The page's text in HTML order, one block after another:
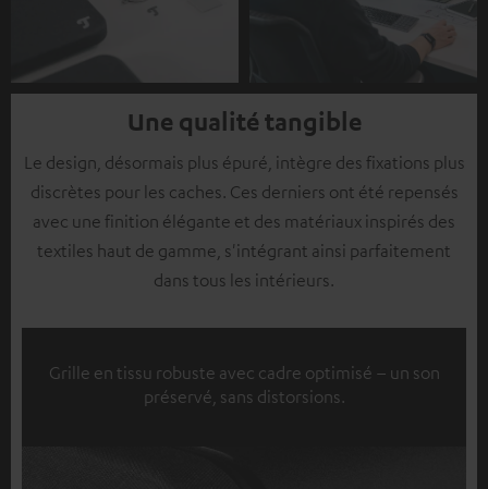
Une qualité tangible
Le design, désormais plus épuré, intègre des fixations plus
discrètes pour les caches. Ces derniers ont été repensés
avec une finition élégante et des matériaux inspirés des
textiles haut de gamme, s'intégrant ainsi parfaitement
dans tous les intérieurs.
Grille en tissu robuste avec cadre optimisé – un son
préservé, sans distorsions.